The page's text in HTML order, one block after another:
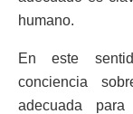
humano.
En este
conciencia
adecuada